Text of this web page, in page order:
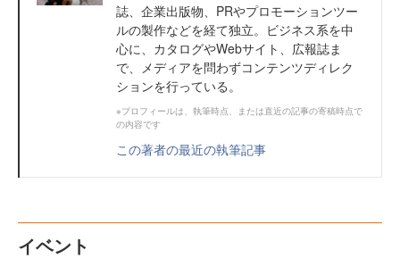
誌、企業出版物、PRやプロモーションツー
ルの製作などを経て独立。ビジネス系を中
心に、カタログやWebサイト、広報誌ま
で、メディアを問わずコンテンツディレク
ションを行っている。
※プロフィールは、執筆時点、または直近の記事の寄稿時点で
の内容です
この著者の最近の執筆記事
イベント